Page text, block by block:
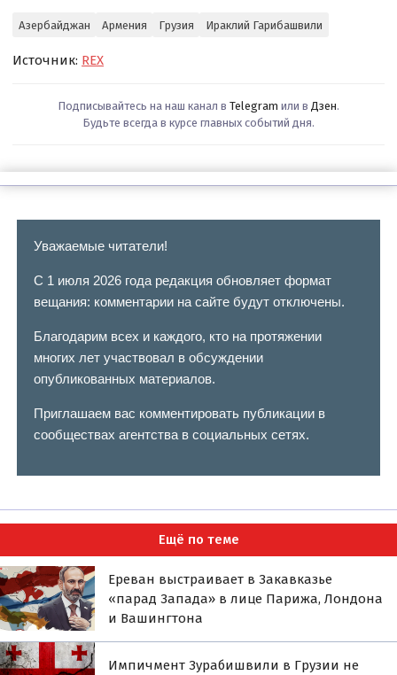
Азербайджан Армения Грузия Ираклий Гарибашвили
Источник: REX
Подписывайтесь на наш канал в Telegram или в Дзен.
Будьте всегда в курсе главных событий дня.
Уважаемые читатели!
С 1 июля 2026 года редакция обновляет формат
вещания: комментарии на сайте будут отключены.
Благодарим всех и каждого, кто на протяжении
многих лет участвовал в обсуждении
опубликованных материалов.
Приглашаем вас комментировать публикации в
сообществах агентства в социальных сетях.
Ещё по теме
Ереван выстраивает в Закавказье
«парад Запада» в лице Парижа, Лондона
и Вашингтона
Импичмент Зурабишвили в Грузии не